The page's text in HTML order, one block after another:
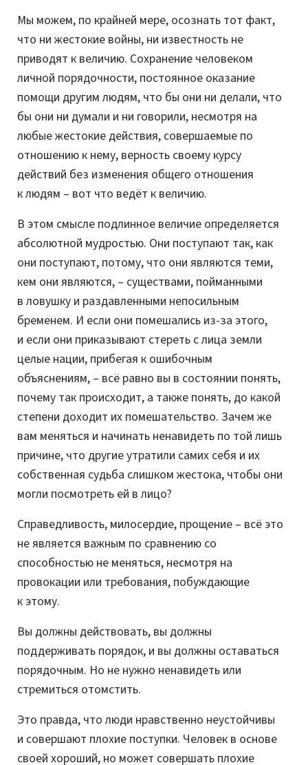
Мы можем, по крайней мере, осознать тот факт,
что ни жестокие войны, ни известность не
приводят к величию. Сохранение человеком
личной порядочности, постоянное оказание
помощи другим людям, что бы они ни делали, что
бы они ни думали и ни говорили, несмотря на
любые жестокие действия, совершаемые по
отношению к нему, верность своему курсу
действий без изменения общего отношения
к людям – вот что ведёт к величию.
В этом смысле подлинное величие определяется
абсолютной мудростью. Они поступают так, как
они поступают, потому, что они являются теми,
кем они являются, – существами, пойманными
в ловушку и раздавленными непосильным
бременем. И если они помешались из-за этого,
и если они приказывают стереть с лица земли
целые нации, прибегая к ошибочным
объяснениям, – всё равно вы в состоянии понять,
почему так происходит, а также понять, до какой
степени доходит их помешательство. Зачем же
вам меняться и начинать ненавидеть по той лишь
причине, что другие утратили самих себя и их
собственная судьба слишком жестока, чтобы они
могли посмотреть ей в лицо?
Справедливость, милосердие, прощение – всё это
не является важным по сравнению со
способностью не меняться, несмотря на
провокации или требования, побуждающие
к этому.
Вы должны действовать, вы должны
поддерживать порядок, и вы должны оставаться
порядочным. Но не нужно ненавидеть или
стремиться отомстить.
Это правда, что люди нравственно неустойчивы
и совершают плохие поступки. Человек в основе
своей хороший, но может совершать плохие